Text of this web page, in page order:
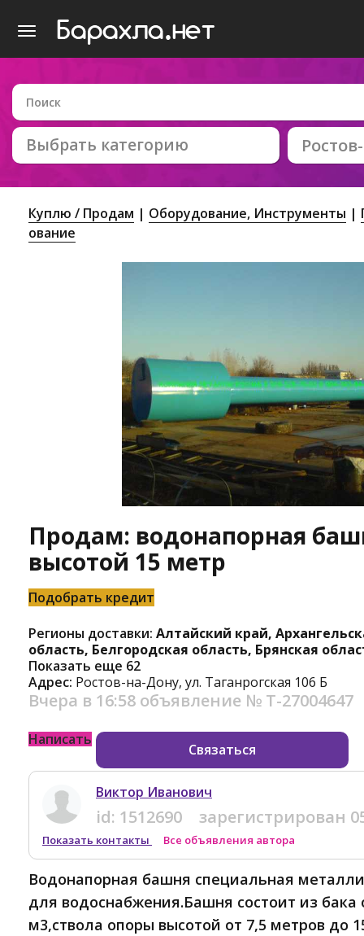
Выбрать категорию
Куплю / Продам Оборудование, Инструменты
ование
Продам: водонапорная
высотой 15 метр
Подобрать кредит
Регионы доставки: Алтайский край,
область, Белгородская область, Брянская
Показать еще 62
Адрес: Ростов-на-Дону, ул. Таганрогская 106 Б
Вчера в 16:58 объявление № Т-27004647
Написать
Связаться
Виктор Иванович
id: 1512690 зарегистрирован
Показать контакты Все объявления автора
Водонапорная башня специальная
для водоснабжения.Башня состоит из бака
м3,ствола опоры высотой от 7,5 метров до